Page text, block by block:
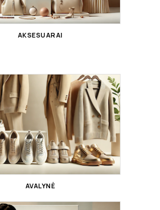
AKSESUARAI
AVALYNĖ